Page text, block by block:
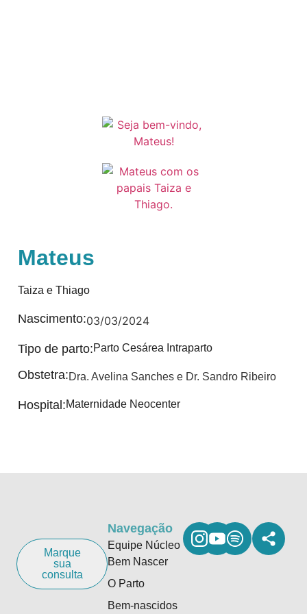
Mateus
Taiza e Thiago
Nascimento:03/03/2024
Tipo de parto:Parto Cesárea Intraparto
Obstetra:Dra. Avelina Sanches e Dr. Sandro Ribeiro
Hospital:Maternidade Neocenter
Marque
sua
consulta
Navegação
Equipe Núcleo
Bem Nascer
O Parto
Bem-nascidos